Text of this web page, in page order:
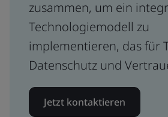
zusammen, um ein
Technologiemodell zu
implementieren, das für
Datenschutz und
Jetzt kontaktieren